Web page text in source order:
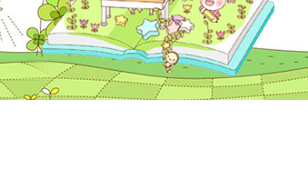
무지개반
하늘반
지구반
은하수반